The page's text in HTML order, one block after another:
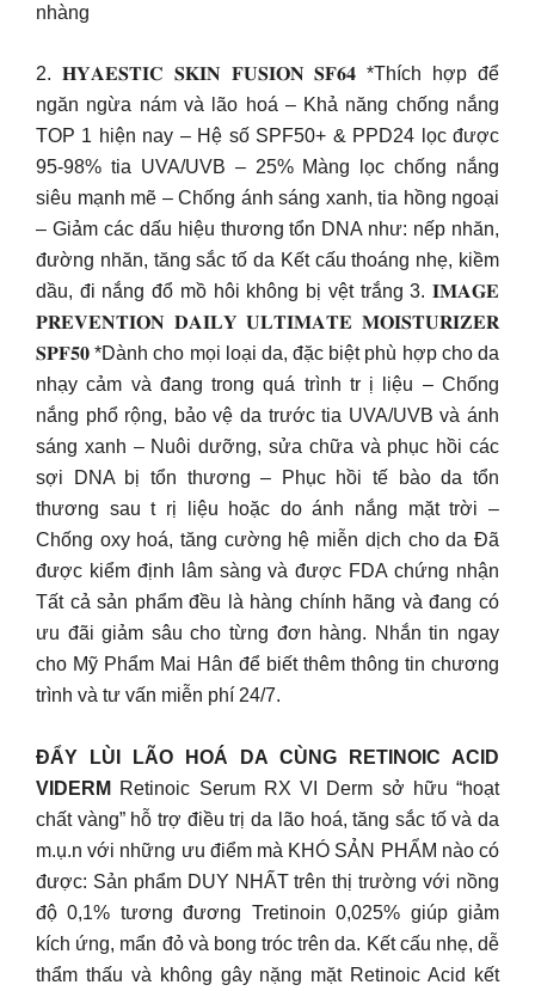
nhàng
2. 𝐇𝐘𝐀𝐄𝐒𝐓𝐈𝐂 𝐒𝐊𝐈𝐍 𝐅𝐔𝐒𝐈𝐎𝐍 𝐒𝐅𝟔𝟒 *Thích hợp để
ngăn ngừa nám và lão hoá – Khả năng chống nắng
TOP 1 hiện nay – Hệ số SPF50+ & PPD24 lọc được
95-98% tia UVA/UVB – 25% Màng lọc chống nắng
siêu mạnh mẽ – Chống ánh sáng xanh, tia hồng ngoại
– Giảm các dấu hiệu thương tổn DNA như: nếp nhăn,
đường nhăn, tăng sắc tố da Kết cấu thoáng nhẹ, kiềm
dầu, đi nắng đổ mồ hôi không bị vệt trắng 3. 𝐈𝐌𝐀𝐆𝐄
𝐏𝐑𝐄𝐕𝐄𝐍𝐓𝐈𝐎𝐍 𝐃𝐀𝐈𝐋𝐘 𝐔𝐋𝐓𝐈𝐌𝐀𝐓𝐄 𝐌𝐎𝐈𝐒𝐓𝐔𝐑𝐈𝐙𝐄𝐑
𝐒𝐏𝐅𝟓𝟎 *Dành cho mọi loại da, đặc biệt phù hợp cho da
nhạy cảm và đang trong quá trình tr ị liệu – Chống
nắng phổ rộng, bảo vệ da trước tia UVA/UVB và ánh
sáng xanh – Nuôi dưỡng, sửa chữa và phục hồi các
sợi DNA bị tổn thương – Phục hồi tế bào da tổn
thương sau t rị liệu hoặc do ánh nắng mặt trời –
Chống oxy hoá, tăng cường hệ miễn dịch cho da Đã
được kiểm định lâm sàng và được FDA chứng nhận
Tất cả sản phẩm đều là hàng chính hãng và đang có
ưu đãi giảm sâu cho từng đơn hàng. Nhắn tin ngay
cho Mỹ Phẩm Mai Hân để biết thêm thông tin chương
trình và tư vấn miễn phí 24/7.
ĐẨY LÙI LÃO HOÁ DA CÙNG RETINOIC ACID
VIDERM
Retinoic Serum RX VI Derm sở hữu “hoạt
chất vàng” hỗ trợ điều trị da lão hoá, tăng sắc tố và da
m.ụ.n với những ưu điểm mà KHÓ SẢN PHẨM nào có
được: Sản phẩm DUY NHẤT trên thị trường với nồng
độ 0,1% tương đương Tretinoin 0,025% giúp giảm
kích ứng, mẩn đỏ và bong tróc trên da. Kết cấu nhẹ, dễ
thẩm thấu và không gây nặng mặt Retinoic Acid kết